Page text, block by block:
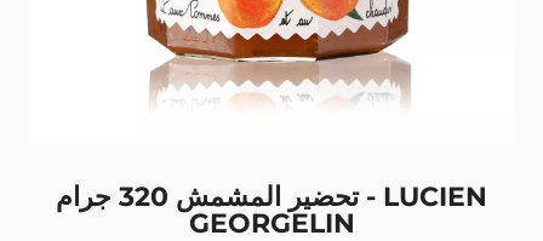
تحضير المشمش 320 جرام - LUCIEN
GEORGELIN